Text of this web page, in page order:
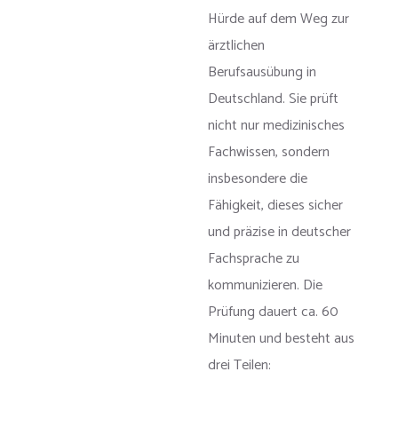
Hürde auf dem Weg zur
ärztlichen
Berufsausübung in
Deutschland. Sie prüft
nicht nur medizinisches
Fachwissen, sondern
insbesondere die
Fähigkeit, dieses sicher
und präzise in deutscher
Fachsprache zu
kommunizieren. Die
Prüfung dauert ca. 60
Minuten und besteht aus
drei Teilen: